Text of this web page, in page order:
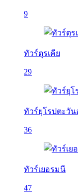
9
ทัวร์ตุรเคีย
29
ทัวร์ยุโรปตะวัน
36
ทัวร์เยอรมนี
47